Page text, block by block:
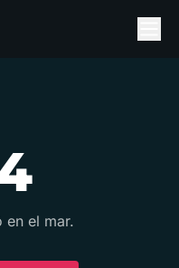
en el mar.